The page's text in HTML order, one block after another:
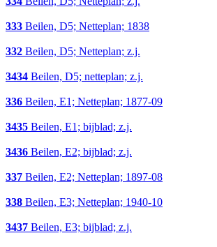
333 Beilen, D5; Netteplan; 1838
332 Beilen, D5; Netteplan; z.j.
3434 Beilen, D5; netteplan; z.j.
336 Beilen, E1; Netteplan; 1877-09
3435 Beilen, E1; bijblad; z.j.
3436 Beilen, E2; bijblad; z.j.
337 Beilen, E2; Netteplan; 1897-08
338 Beilen, E3; Netteplan; 1940-10
3437 Beilen, E3; bijblad; z.j.